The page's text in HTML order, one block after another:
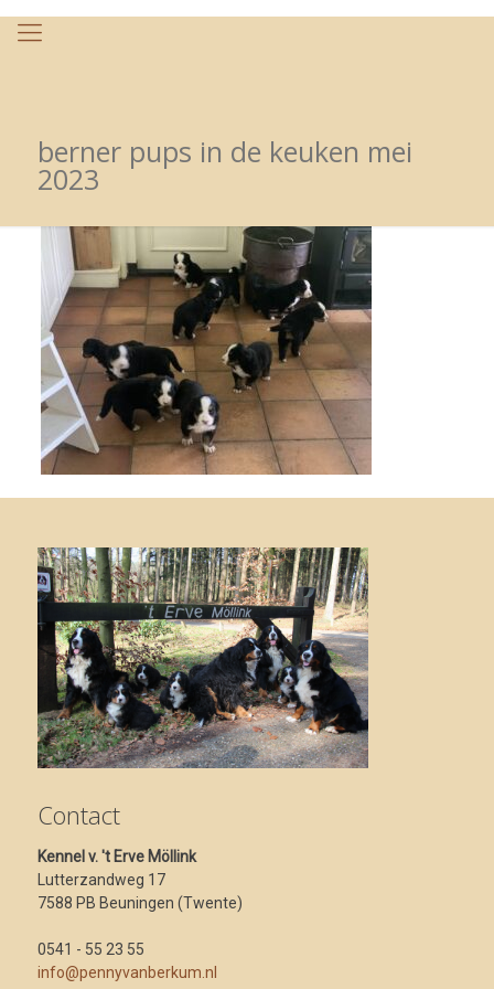
berner pups in de keuken mei
2023
Contact
Kennel v. 't Erve Möllink
Lutterzandweg 17
7588 PB Beuningen (Twente)
0541 - 55 23 55
info@pennyvanberkum.nl